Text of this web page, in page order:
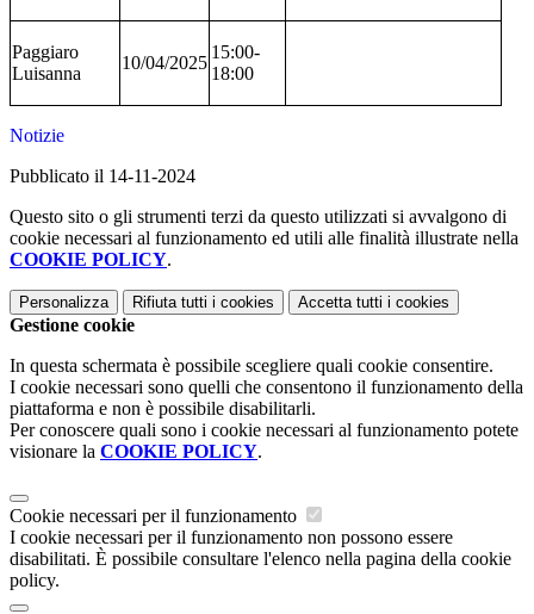
Paggiaro
Luisanna
10/04/2025
15:00-
18:00
Notizie
Pubblicato il 14-11-2024
Questo sito o gli strumenti terzi da questo utilizzati si avvalgono di
cookie necessari al funzionamento ed utili alle finalità illustrate nella
COOKIE POLICY.
Personalizza Rifiuta tutti i cookies Accetta tutti i cookies
Gestione cookie
In questa schermata è possibile scegliere quali cookie consentire.
I cookie necessari sono quelli che consentono il funzionamento della
piattaforma e non è possibile disabilitarli.
Per conoscere quali sono i cookie necessari al funzionamento potete
visionare la COOKIE POLICY.
Cookie necessari per il funzionamento
I cookie necessari per il funzionamento non possono essere
disabilitati. È possibile consultare l'elenco nella pagina della cookie
policy.